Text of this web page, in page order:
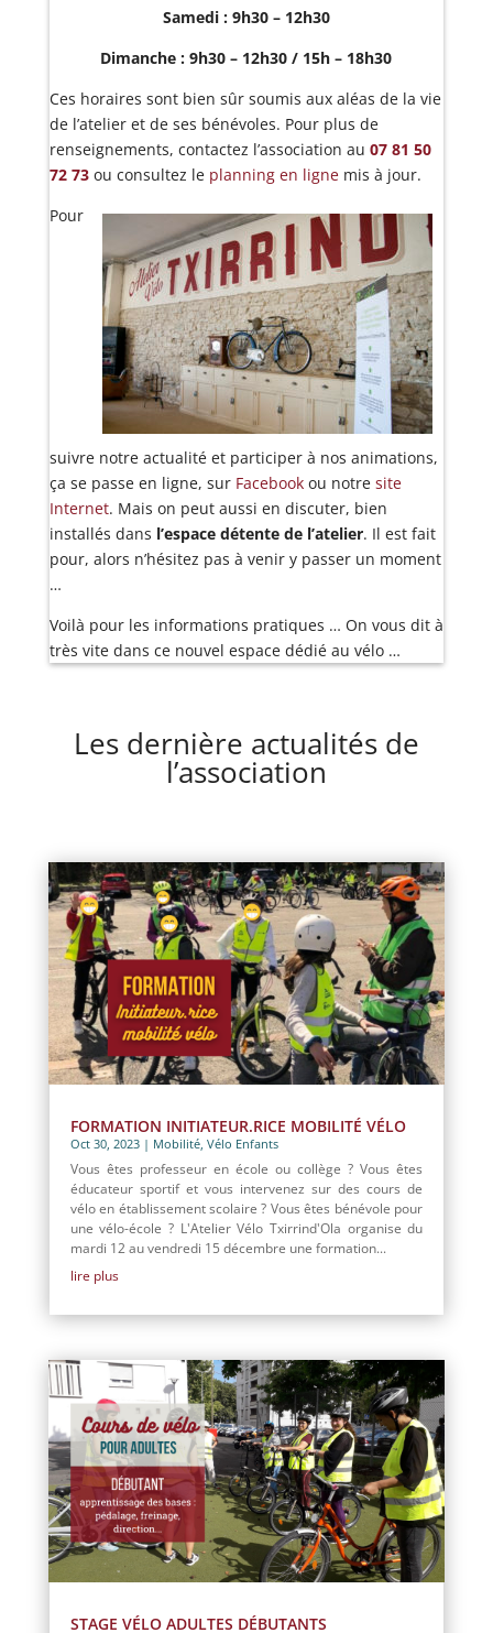
Samedi : 9h30 – 12h30
Dimanche : 9h30 – 12h30 / 15h – 18h30
Ces horaires sont bien sûr soumis aux aléas de la vie
de l’atelier et de ses bénévoles. Pour plus de
renseignements, contactez l’association au 07 81 50
72 73 ou consultez le planning en lignemis à jour.
Pour
suivre notre actualité et participer à nos animations,
ça se passe en ligne, sur Facebookou notre site
Internet. Mais on peut aussi en discuter, bien
installés dans l’espace détente de l’atelier. Il est fait
pour, alors n’hésitez pas à venir y passer un moment
…
Voilà pour les informations pratiques … On vous dit à
très vite dans ce nouvel espace dédié au vélo …
Les dernière actualités de
l’association
FORMATION INITIATEUR.RICE MOBILITÉ VÉLO
Oct 30, 2023| Mobilité, Vélo Enfants
Vous êtes professeur en école ou collège ? Vous êtes
éducateur sportif et vous intervenez sur des cours de
vélo en établissement scolaire ? Vous êtes bénévole pour
une vélo-école ? L'Atelier Vélo Txirrind'Ola organise du
mardi 12 au vendredi 15 décembre une formation...
lire plus
STAGE VÉLO ADULTES DÉBUTANTS